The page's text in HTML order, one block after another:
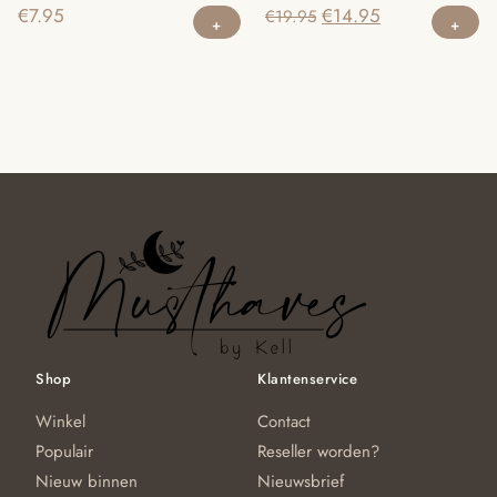
productpagina
€7.95 €19.95 Oorspronkelijke
€14.95 Huidige
Shop
Winkel
Populair
Nieuw binnen
Klantenservice
Contact
Reseller worden?
Nieuwsbrief